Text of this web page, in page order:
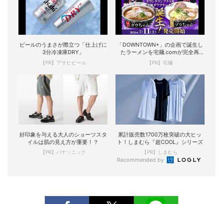
ビールのうまさが際立つ「仕上げに
3分冷凍庫DRY」
【PR】アサヒビール
「DOWNTOWN+」の企画で誕生し
たラーメンを宅麺.comが完全再
現！
【PR】宅麺
好印象を与える大人のショーツスタ
イルは肌の見え方が重要！？
【PR】パナソニック
累計販売数1700万枚突破の大ヒッ
ト！しまむら『超COOL』シリーズ
【PR】しまむら
Recommended by